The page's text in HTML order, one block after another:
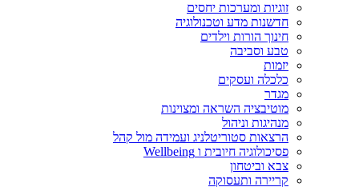
זוגיות ומערכות יחסים
חדשנות מדע וטכנולוגיה
חינוך הורות וילדים
טבע וסביבה
יזמות
כלכלה ועסקים
מגדר
מוטיבציה השראה ומצוינות
מנהיגות וניהול
הרצאות סטוריטלניג ועמידה מול קהל
פסיכולוגיה חיובית ו Wellbeing
צבא וביטחון
קריירה ותעסוקה